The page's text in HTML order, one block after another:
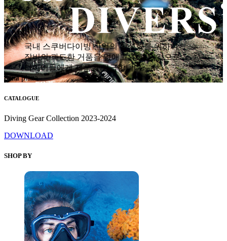
국내 스쿠버다이빙 산업의 활성화를 위하여
장비의 과도한 거품을 없애고 착한 가격으로
다이버들에게 제품을 공급합니다.
hana plaza
CATALOGUE
Diving Gear Collection 2023-2024
DOWNLOAD
SHOP BY